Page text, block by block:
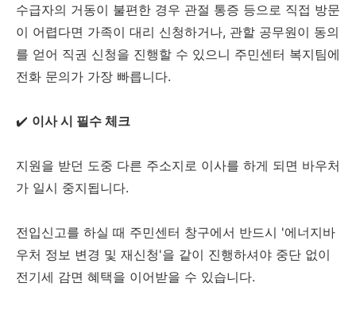
수급자의 거동이 불편한 경우 관절 통증 등으로 직접 방문
이 어렵다면 가족이 대리 신청하거나, 관할 공무원이 동의
를 얻어 직권 신청을 진행할 수 있으니 주민센터 복지팀에
전화 문의가 가장 빠릅니다.
✔️ 이사 시 필수 체크
지원을 받던 도중 다른 주소지로 이사를 하게 되면 바우처
가 일시 중지됩니다.
전입신고를 하실 때 주민센터 창구에서 반드시 '에너지바
우처 정보 변경 및 재신청'을 같이 진행하셔야 중단 없이
전기세 감면 혜택을 이어받을 수 있습니다.